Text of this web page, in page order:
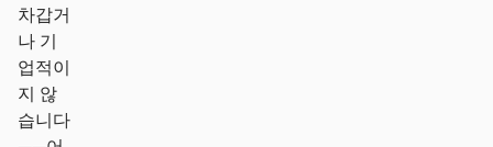
차갑거
나 기
업적이
지 않
습니다